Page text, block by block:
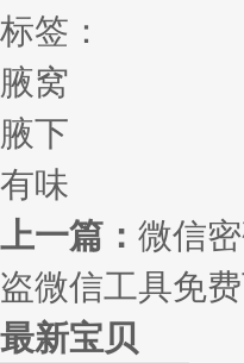
标签：
腋窝
腋下
有味
上一篇： 微信
盗微信工具免费
最新宝贝